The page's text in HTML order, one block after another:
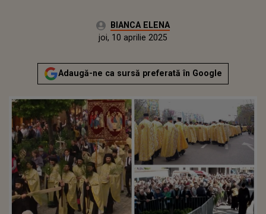
Autor:BIANCA ELENA
Actualizat:
joi, 10 aprilie 2025
Adaugă-ne ca sursă preferată în Google